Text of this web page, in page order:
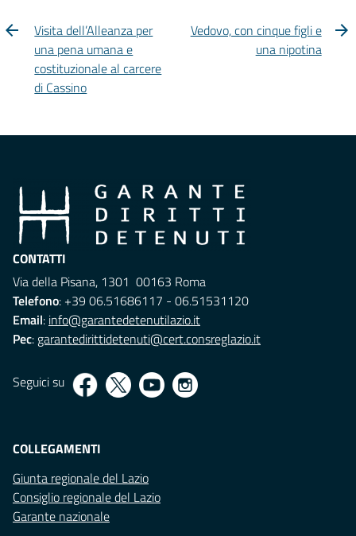
Visita dell’Alleanza per
una pena umana e
costituzionale al carcere
di Cassino
Vedovo, con cinque figli e
una nipotina
CONTATTI
Via della Pisana, 1301 00163 Roma
Telefono: +39 06.51686117 - 06.51531120
Email: info@garantedetenutilazio.it
Pec: garantedirittidetenuti@cert.consreglazio.it
Seguici su
COLLEGAMENTI
Giunta regionale del Lazio
Consiglio regionale del Lazio
Garante nazionale